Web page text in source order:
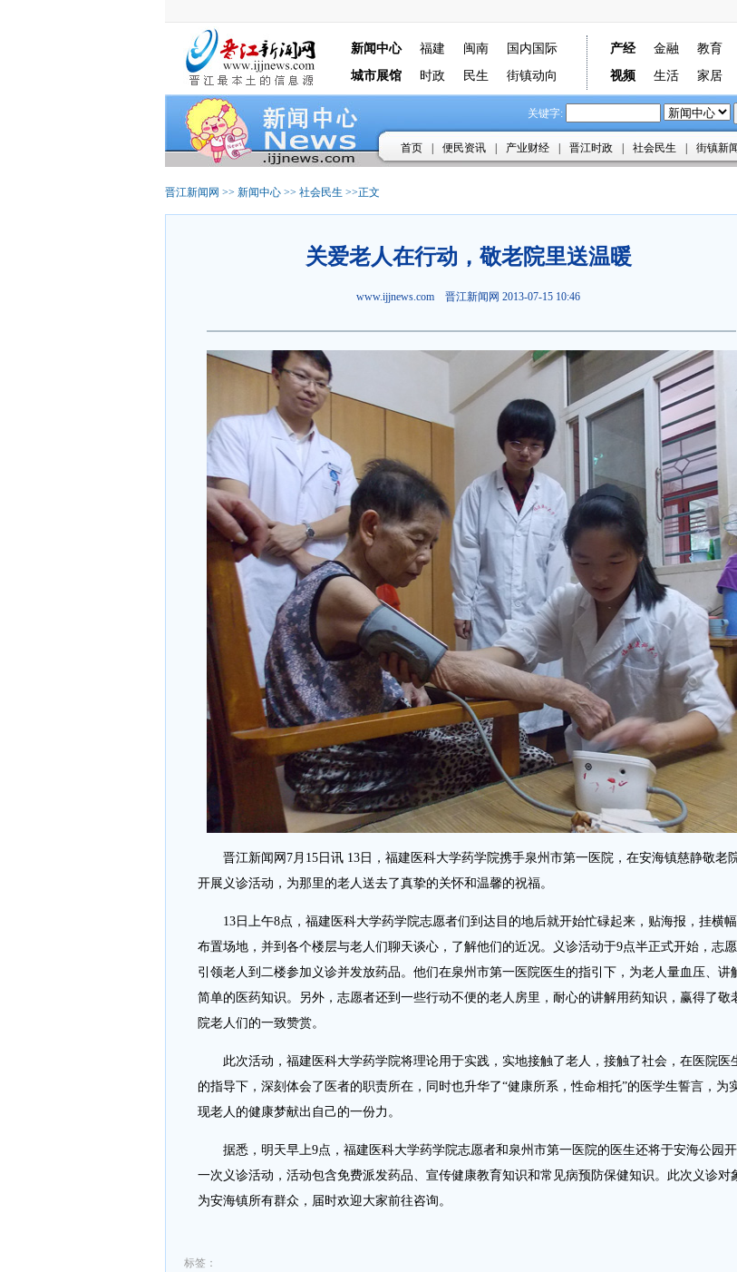
新闻中心 福建 闽南
国内国际
城市展馆
时政 民生 街镇动向
产经 金融 教育
视频
生活 家居
关键字:
首页 便民资讯 产业财经 晋江时政 社会民生 街镇新
晋江新闻网 >> 新闻中心 >> 社会民生 >>正文
关爱老人在行动，敬老院里送温暖
www.ijjnews.com 晋江新闻网 2013-07-15 10:46
晋江新闻网7月15日讯 13日，福建医科大学药学院携手泉州市第一医院，在安海镇慈静敬老
开展义诊活动，为那里的老人送去了真挚的关怀和温馨的祝福。
13日上午8点，福建医科大学药学院志愿者们到达目的地后就开始忙碌起来，贴海报，挂横幅
布置场地，并到各个楼层与老人们聊天谈心，了解他们的近况。义诊活动于9点半正式开始，志
引领老人到二楼参加义诊并发放药品。他们在泉州市第一医院医生的指引下，为老人量血压、讲
简单的医药知识。另外，志愿者还到一些行动不便的老人房里，耐心的讲解用药知识，赢得了敬
院老人们的一致赞赏。
此次活动，福建医科大学药学院将理论用于实践，实地接触了老人，接触了社会，在医院医
的指导下，深刻体会了医者的职责所在，同时也升华了“健康所系，性命相托”的医学生誓言，为
现老人的健康梦献出自己的一份力。
据悉，明天早上9点，福建医科大学药学院志愿者和泉州市第一医院的医生还将于安海公园
一次义诊活动，活动包含免费派发药品、宣传健康教育知识和常见病预防保健知识。此次义诊对
为安海镇所有群众，届时欢迎大家前往咨询。
标签：